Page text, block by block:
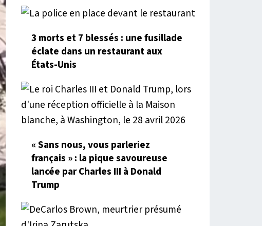
3 morts et 7 blessés : une fusillade
éclate dans un restaurant aux
États-Unis
« Sans nous, vous parleriez
français » : la pique savoureuse
lancée par Charles III à Donald
Trump